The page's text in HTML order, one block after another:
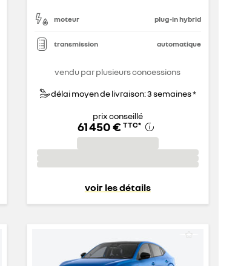
moteur plug-in hybrid
transmission automatique
vendu par plusieurs concessions
délai moyen de livraison: 3 semaines *
prix conseillé
61 450 € TTC*
voir les détails